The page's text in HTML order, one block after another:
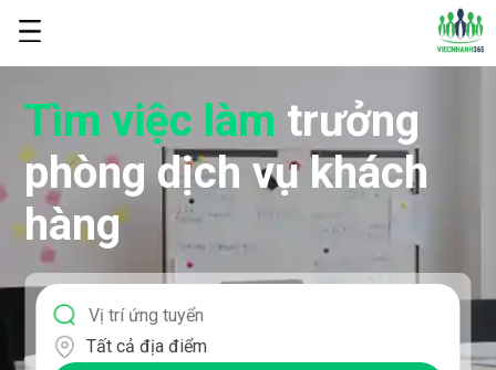
Tìm việc làm trưởng
phòng dịch vụ khách
hàng
Tất cả địa điểm